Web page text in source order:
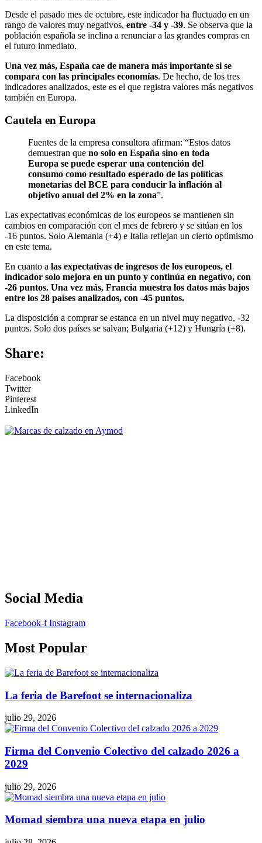
Desde el pasado mes de octubre, este indicador ha fluctuado en un
rango de valores muy negativos, entre -34 y -39. Se observa que la
población española se inclina a renunciar a las grandes compras en
el futuro inmediato.
Una vez más, España cae de manera más importante si se
compara con las principales economías. De hecho, de los tres
indicadores analizados, este es el que registra valores más negativos
también en Europa.
Cautela en Europa
Fuentes de la empresa consultora afirman: “Estos datos
demuestran que no solo en España sino en toda
Europa se puede esperar una contención del
consumo como resultado esperado de las políticas
monetarias del BCE para conducir la inflación al
objetivo anual del 2% en la zona”.
Las expectativas económicas de los europeos se mantienen sin
cambios en comparación con el mes de febrero y se sitúan en los
-16 puntos. Solo Alemania (+4) e Italia reflejan un cierto optimismo
en este tema.
En cuanto a las expectativas de ingresos de los europeos, el
indicador solo mejora en un punto y continúa en negativo, con
-26 puntos. Una vez más, Francia muestra los datos más bajos
entre los 28 países analizados, con -45 puntos.
La disposición a comprar se estanca en un nivel muy negativo, -32
puntos. Solo dos países se salvan; Bulgaria (+12) y Hungría (+8).
Share:
Facebook
Twitter
Pinterest
LinkedIn
Social Media
Facebook-f Instagram
Most Popular
La feria de Barefoot se internacionaliza
julio 29, 2026
Firma del Convenio Colectivo del calzado 2026 a
2029
julio 29, 2026
Momad siembra una nueva etapa en julio